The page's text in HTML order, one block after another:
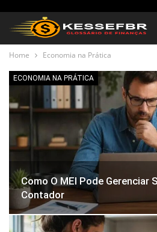
Home Economia na Prática
ECONOMIA NA PRÁTICA
Como O MEI Pode Gerenciar
Contador